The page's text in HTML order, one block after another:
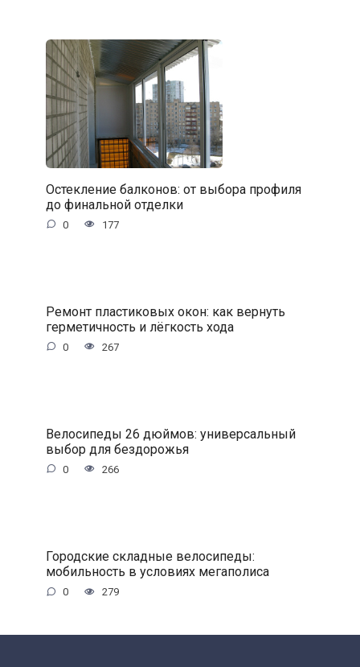
Остекление балконов: от выбора профиля
до финальной отделки
0 177
Ремонт пластиковых окон: как вернуть
герметичность и лёгкость хода
0 267
Велосипеды 26 дюймов: универсальный
выбор для бездорожья
0 266
Городские складные велосипеды:
мобильность в условиях мегаполиса
0 279